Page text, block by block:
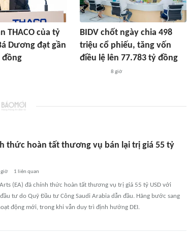
THACO của tỷ
Dương đạt gần
đồng
BIDV chốt ngày chia 498
triệu cổ phiếu, tăng vốn
điều lệ lên 77.783 tỷ đồng
8 giờ
thức hoàn tất thương vụ bán lại trị giá 55 tỷ
giờ 1 liên quan
(EA) đã chính thức hoàn tất thương vụ trị giá 55 tỷ USD với
tư do Quỹ Đầu tư Công Saudi Arabia dẫn đầu. Hãng bước sang
động mới, trong khi vẫn duy trì định hướng DEI.